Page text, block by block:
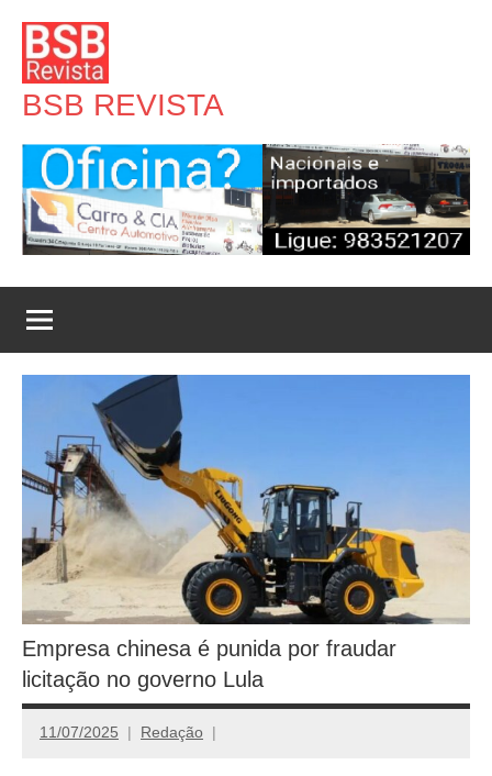
para
conteúdo
BSB REVISTA
Empresa chinesa é punida por fraudar
licitação no governo Lula
11/07/2025 Redação